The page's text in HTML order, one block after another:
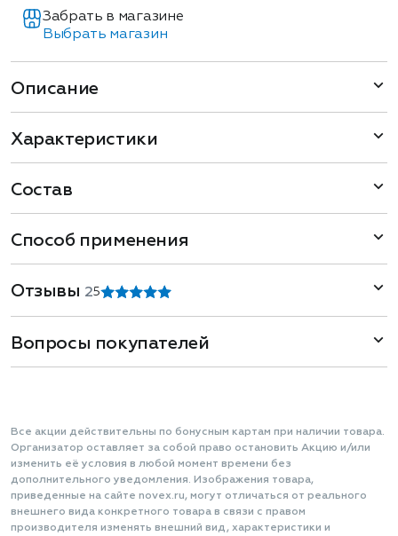
Забрать в магазине
Выбрать магазин
Описание
Характеристики
Состав
Способ применения
Отзывы 25
Вопросы покупателей
Все акции действительны по бонусным картам при наличии товара.
Организатор оставляет за собой право остановить Акцию и/или
изменить её условия в любой момент времени без
дополнительного уведомления. Изображения товара,
приведенные на сайте novex.ru, могут отличаться от реального
внешнего вида конкретного товара в связи с правом
производителя изменять внешний вид, характеристики и